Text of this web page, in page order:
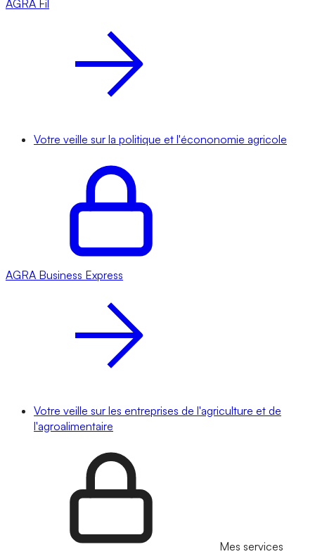
AGRA Fil
Votre veille sur la politique et l'écononomie agricole
AGRA Business Express
Votre veille sur les entreprises de l'agriculture et de
l'agroalimentaire
Mes services